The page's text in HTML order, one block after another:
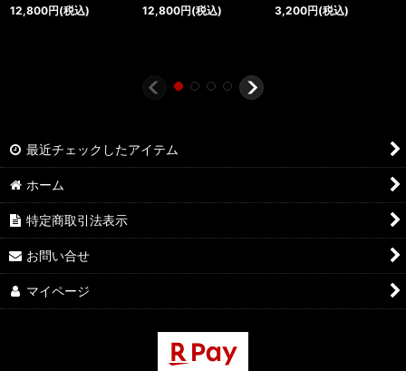
12,800円(税込) 12,800円(税込) 3,200円(税込)
最近チェックしたアイテム
ホーム
特定商取引法表示
お問い合せ
マイページ